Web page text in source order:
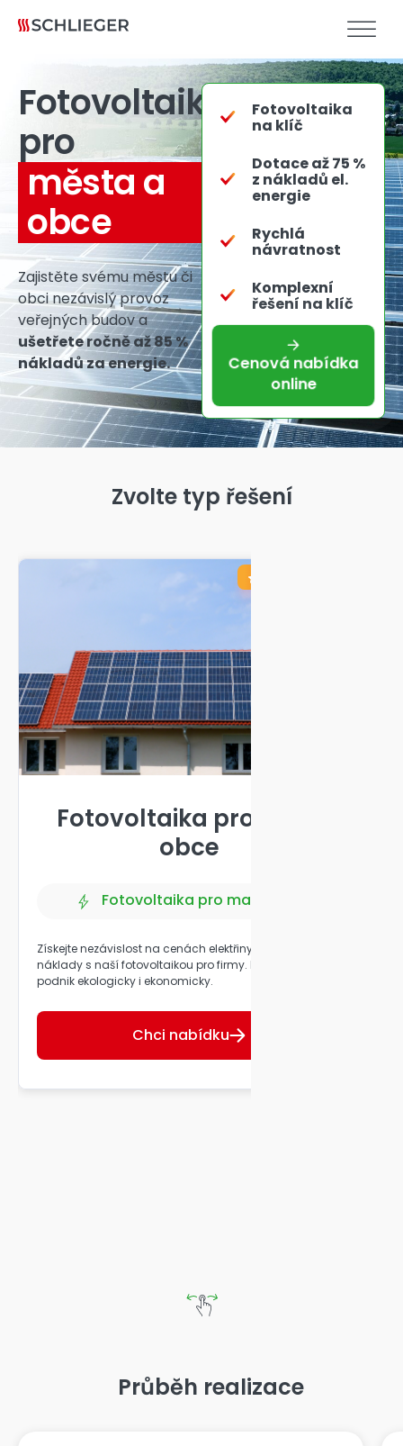
Fotovoltaika
pro
města a
obce
Zajistěte svému městu či
obci nezávislý provoz
veřejných budov a
ušetřete ročně až 85 %
nákladů za energie.
Fotovoltaika
na klíč
Dotace až 75 %
z nákladů el.
energie
Rychlá
návratnost
Komplexní
řešení na klíč
Cenová nabídka
online
Zvolte typ řešení
Fotovoltaika pro malé
obce
Fotovoltaika pro malé obce
Získejte nezávislost na cenách elektřiny a snižte
náklady s naší fotovoltaikou pro firmy. Přetvořte svůj
podnik ekologicky i ekonomicky.
Chci nabídku
Průběh realizace